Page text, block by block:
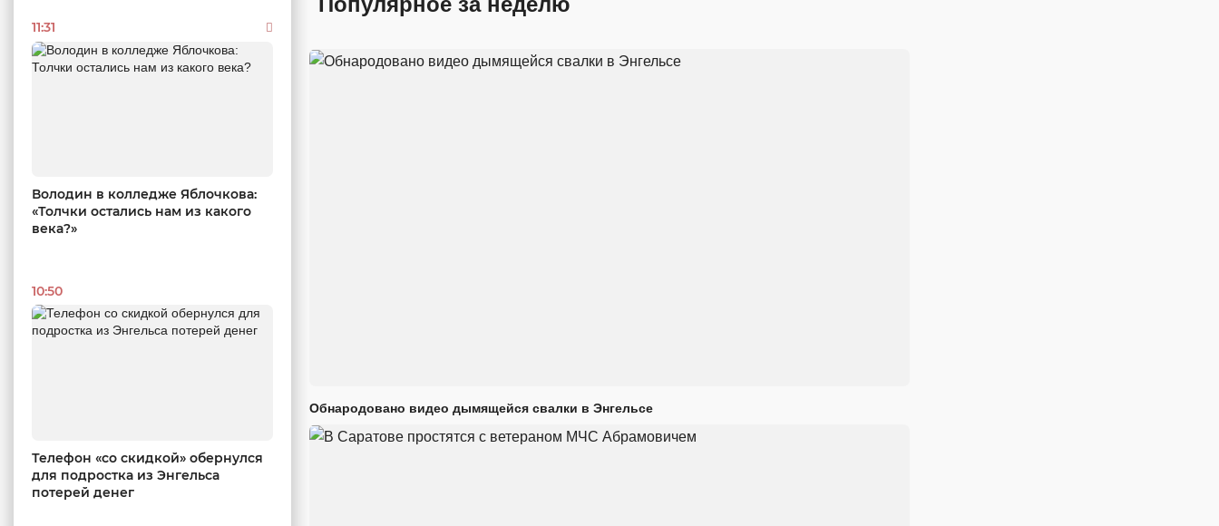
11:31
Володин в колледже Яблочкова:
«Толчки остались нам из какого
века?»
10:50
Телефон «со скидкой» обернулся
для подростка из Энгельса
потерей денег
Обнародовано видео дымящейся свалки в Энгельсе